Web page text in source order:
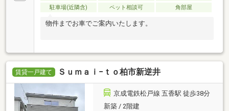
駐車場(近隣含)
ペット相談可 角部屋
物件までお車でご案内いたします。
賃貸一戸建て Ｓｕｍａｉ−ｔｏ柏市新逆井
京成電鉄松戸線 五香駅 徒歩38分
新築 / 2階建